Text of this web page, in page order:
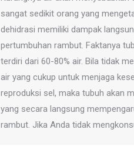
sangat sedikit orang yang
dehidrasi memiliki dampak
pertumbuhan rambut. Faktanya
terdiri dari 60-80% air. Bila tidak
air yang cukup untuk menjaga
reproduksi sel, maka tubuh akan
yang secara langsung
rambut. Jika Anda tidak